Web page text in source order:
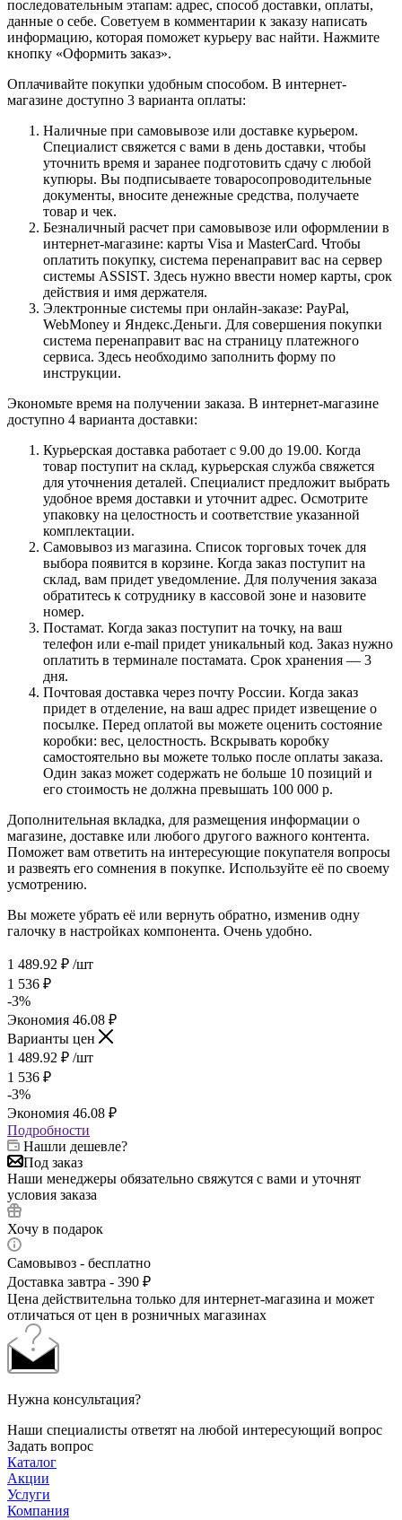
последовательным этапам: адрес, способ доставки, оплаты,
данные о себе. Советуем в комментарии к заказу написать
информацию, которая поможет курьеру вас найти. Нажмите
кнопку «Оформить заказ».
Оплачивайте покупки удобным способом. В интернет-
магазине доступно 3 варианта оплаты:
Наличные при самовывозе или доставке курьером.
Специалист свяжется с вами в день доставки, чтобы
уточнить время и заранее подготовить сдачу с любой
купюры. Вы подписываете товаросопроводительные
документы, вносите денежные средства, получаете
товар и чек.
Безналичный расчет при самовывозе или оформлении в
интернет-магазине: карты Visa и MasterCard. Чтобы
оплатить покупку, система перенаправит вас на сервер
системы ASSIST. Здесь нужно ввести номер карты, срок
действия и имя держателя.
Электронные системы при онлайн-заказе: PayPal,
WebMoney и Яндекс.Деньги. Для совершения покупки
система перенаправит вас на страницу платежного
сервиса. Здесь необходимо заполнить форму по
инструкции.
Экономьте время на получении заказа. В интернет-магазине
доступно 4 варианта доставки:
Курьерская доставка работает с 9.00 до 19.00. Когда
товар поступит на склад, курьерская служба свяжется
для уточнения деталей. Специалист предложит выбрать
удобное время доставки и уточнит адрес. Осмотрите
упаковку на целостность и соответствие указанной
комплектации.
Самовывоз из магазина. Список торговых точек для
выбора появится в корзине. Когда заказ поступит на
склад, вам придет уведомление. Для получения заказа
обратитесь к сотруднику в кассовой зоне и назовите
номер.
Постамат. Когда заказ поступит на точку, на ваш
телефон или e-mail придет уникальный код. Заказ нужно
оплатить в терминале постамата. Срок хранения — 3
дня.
Почтовая доставка через почту России. Когда заказ
придет в отделение, на ваш адрес придет извещение о
посылке. Перед оплатой вы можете оценить состояние
коробки: вес, целостность. Вскрывать коробку
самостоятельно вы можете только после оплаты заказа.
Один заказ может содержать не больше 10 позиций и
его стоимость не должна превышать 100 000 р.
Дополнительная вкладка, для размещения информации о
магазине, доставке или любого другого важного контента.
Поможет вам ответить на интересующие покупателя вопросы
и развеять его сомнения в покупке. Используйте её по своему
усмотрению.
Вы можете убрать её или вернуть обратно, изменив одну
галочку в настройках компонента. Очень удобно.
1 489.92 ₽ /шт
1 536 ₽
-3%
Экономия 46.08 ₽
Варианты цен
1 489.92 ₽ /шт
1 536 ₽
-3%
Экономия 46.08 ₽
Подробности
Нашли дешевле?
Под заказ
Наши менеджеры обязательно свяжутся с вами и уточнят
условия заказа
Хочу в подарок
Самовывоз - бесплатно
Доставка завтра - 390 ₽
Цена действительна только для интернет-магазина и может
отличаться от цен в розничных магазинах
Нужна консультация?
Наши специалисты ответят на любой интересующий вопрос
Задать вопрос
Каталог
Акции
Услуги
Компания